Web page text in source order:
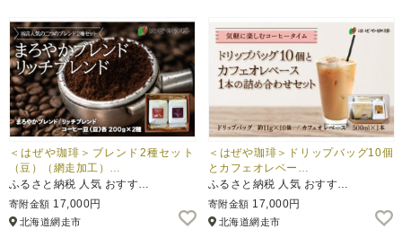
＜はぜや珈琲＞ブレンド2種セット
（豆）（網走加工）…
ふるさと納税 人気 おすす…
寄附金額 17,000円
北海道網走市
＜はぜや珈琲＞ドリップバッグ10個
とカフェオレベー…
ふるさと納税 人気 おすす…
寄附金額 17,000円
北海道網走市